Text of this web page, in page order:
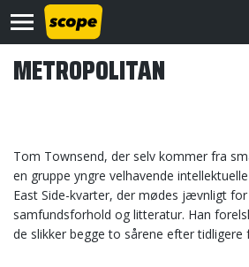
Om
Scope
METROPOLITAN
Tom Townsend, der selv kommer fra
en gruppe yngre velhavende
East Side-kvarter, der mødes jævnligt
samfundsforhold og litteratur. Han
de slikker begge to sårene efter tidligere